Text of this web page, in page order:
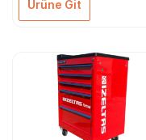
Ürüne Git